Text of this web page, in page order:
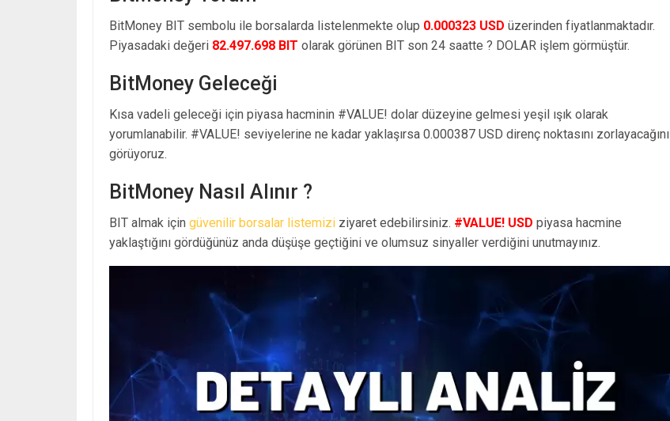
BitMoney BIT sembolu ile borsalarda listelenmekte olup 0.000323 USD üzerinden fiyatlanmaktadır.
Piyasadaki değeri 82.497.698 BIT olarak görünen BIT son 24 saatte ? DOLAR işlem görmüştür.
BitMoney Geleceği
Kısa vadeli geleceği için piyasa hacminin #VALUE! dolar düzeyine gelmesi yeşil ışık olarak
yorumlanabilir. #VALUE! seviyelerine ne kadar yaklaşırsa 0.000387 USD direnç noktasını zorlayacağını
görüyoruz.
BitMoney Nasıl Alınır ?
BIT almak için güvenilir borsalar listemizi ziyaret edebilirsiniz. #VALUE! USD piyasa hacmine
yaklaştığını gördüğünüz anda düşüşe geçtiğini ve olumsuz sinyaller verdiğini unutmayınız.